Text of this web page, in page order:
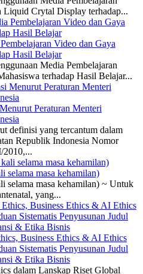
Liquid Crytal Display terhadap...
Video dan Gaya
Hasil Belajar
Media Pembelajaran
terhadap Hasil Belajar...
Peraturan Menteri
definisi yang tercantum dalam
Republik Indonesia Nomor
masa kehamilan)
selama masa kehamilan) ~ Untuk
yang...
Business Ethics & AI Ethics
Sistematis Penyusunan Judul
& Etika Bisnis
dalam Lanskap Riset Global